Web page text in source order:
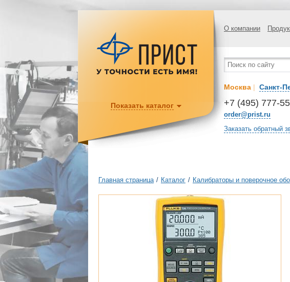
О компании
Москва | Санкт-
+7 (495) 777-
order@prist.ru
Заказать обратный
Показать каталог
Главная страница / Каталог / Калибраторы и поверочное